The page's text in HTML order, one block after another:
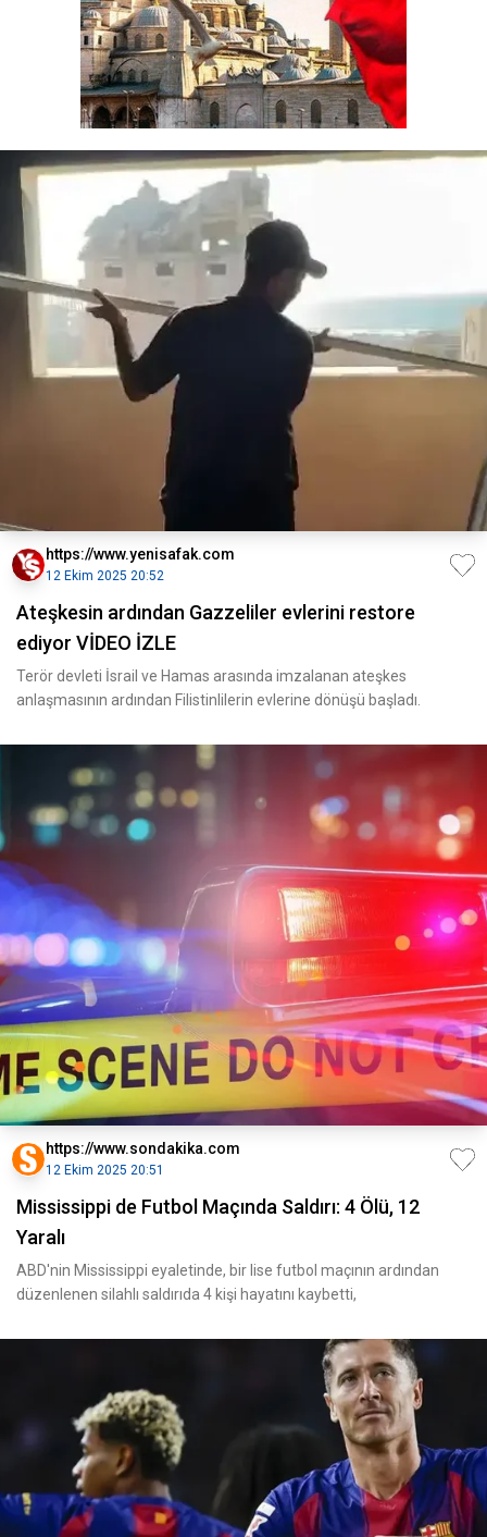
https://www.yenisafak.com
12 Ekim 2025 20:52
Ateşkesin ardından Gazzeliler evlerini restore
ediyor VİDEO İZLE
Terör devleti İsrail ve Hamas arasında imzalanan ateşkes
anlaşmasının ardından Filistinlilerin evlerine dönüşü başladı.
https://www.sondakika.com
12 Ekim 2025 20:51
Mississippi de Futbol Maçında Saldırı: 4 Ölü, 12
Yaralı
ABD'nin Mississippi eyaletinde, bir lise futbol maçının ardından
düzenlenen silahlı saldırıda 4 kişi hayatını kaybetti,